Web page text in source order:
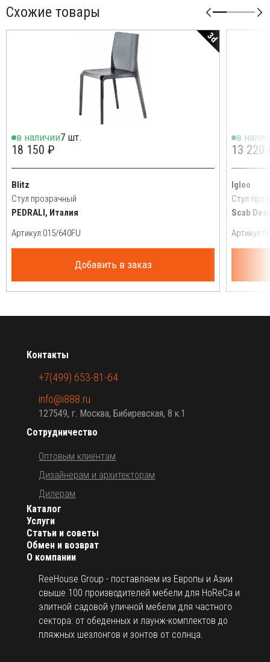
Схожие товары
3d
в наличии7 шт.
18 150 ₽
Blitz
Стул прозрачный
PEDRALI, Италия
Артикул:
Добавить в заказ
в
13 220
Igloo
Стул
Scab
Артикул:
О компании
ReeHouse Group - поставляем из Европы и Азии
свыше 100 производителей мебели для HoReCa и
элитной садовой уличной мебели для частного
сектора: от обеденных и лаунж-комплектов до
пляжных шезлонгов и зонтов от солнца.
Каталог
Услуги
Статьи и советы
Обмен и возврат
Сотрудничество
Оптовым клиентам
Дизайнерам и архитекторам
Дилерам
Контакты
+7(499) 653-81-64
info@i888.ru
127549, г. Москва, Бибиревская, 8 к.1